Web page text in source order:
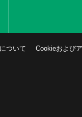
ついて Cookieおよび